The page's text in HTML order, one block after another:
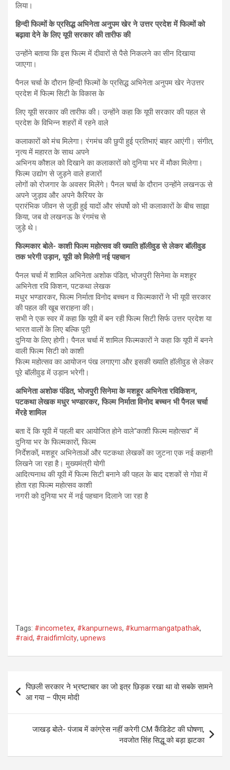
लिया।
हिन्दी फिल्मों के प्रसिद्ध अभिनेता अनुपम खेर ने उत्तर प्रदेश में फिल्मों को
बढ़ावा देने के लिए यूपी सरकार की तारीफ की
उन्होंने बताया कि इस फिल्म में दीवारों से पैसे निकलने का सीन दिखाया
जाएगा।
पैनल चर्चा के दौरान हिन्दी फिल्मों के प्रसिद्ध अभिनेता अनुपम खेर नेउत्तर
प्रदेश में फिल्म सिटी के विकास के
लिए यूपी सरकार की तारीफ की। उन्होंने कहा कि यूपी सरकार की पहल से
प्रदेश के विभिन्न शहरों में रहने वाले
कलाकारों को मंच मिलेगा। रंगमंच की छुपी हुई प्रतिभाएं बाहर आएंगी। संगीत,
नृत्य में महारत के साथ अपने
अभिनय कौशल को दिखाने का कलाकारों को दुनिया भर में मौका मिलेगा।
फिल्म उद्योग से जुड़ने वाले हजारों
लोगों को रोजगार के अवसर मिलेंगे। पैनल चर्चा के दौरान उन्होंने लखनऊ से
अपने जुड़ाव और अपने कैरियर के
प्रारंभिक जीवन से जुड़ी हुई यादों और संघर्षो को भी कलाकारों के बीच साझा
किया, जब वो लखनऊ के रंगमंच से
जुड़े थे।
फिल्मकार बोले- काशी फिल्म महोत्सव की ख्याति हॉलीवुड से लेकर बॉलीवुड
तक भरेगी उड़ान, यूपी को मिलेगी नई पहचान
पैनल चर्चा में शामिल अभिनेता अशोक पंडित, भोजपुरी सिनेमा के मशहूर
अभिनेता रवि किशन, पटकथा लेखक
मधुर भण्डारकर, फिल्म निर्माता विनोद बच्चन व फिल्मकारों ने भी यूपी सरकार
की पहल की खूब सराहना की।
सभी ने एक स्वर में कहा कि यूपी में बन रही फिल्म सिटी सिर्फ उत्तर प्रदेश या
भारत वालों के लिए बल्कि पूरी
दुनिया के लिए होगी। पैनल चर्चा में शामिल फिल्मकारों ने कहा कि यूपी में बनने
वाली फिल्म सिटी को काशी
फिल्म महोत्सव का आयोजन पंख लगाएगा और इसकी ख्याति हॉलीवुड से लेकर
पूरे बॉलीवुड में उड़ान भरेगी।
अभिनेता अशोक पंडित, भोजपुरी सिनेमा के मशहूर अभिनेता रविकिशन,
पटकथा लेखक मधुर भण्डारकर, फिल्म निर्माता विनोद बच्चन भी पैनल चर्चा
मेंरहे शामिल
बता दें कि यूपी में पहली बार आयोजित होने वाले“काशी फिल्म महोत्सव” में
दुनिया भर के फिल्मकारों, फिल्म
निर्देशकों, मशहूर अभिनेताओं और पटकथा लेखकों का जुटना एक नई कहानी
लिखने जा रहा है। मुख्यमंत्री योगी
आदित्यनाथ की यूपी में फिल्म सिटी बनाने की पहल के बाद दशकों से गोवा में
होता रहा फिल्म महोत्सव काशी
नगरी को दुनिया भर में नई पहचान दिलाने जा रहा है
Tags: #incometex, #kanpurnews, #kumarmangatpathak,
#raid, #raidfimlcity, upnews
Post
navigation
पिछली सरकार ने भ्रष्टाचार का जो इत्र छिड़क रखा था वो सबके सामने
आ गया – पीएम मोदी
जाखड़ बोले- पंजाब में कांग्रेस नहीं करेगी CM कैंडिडेट की घोषणा,
नवजोत सिंह सिद्धू को बड़ा झटका